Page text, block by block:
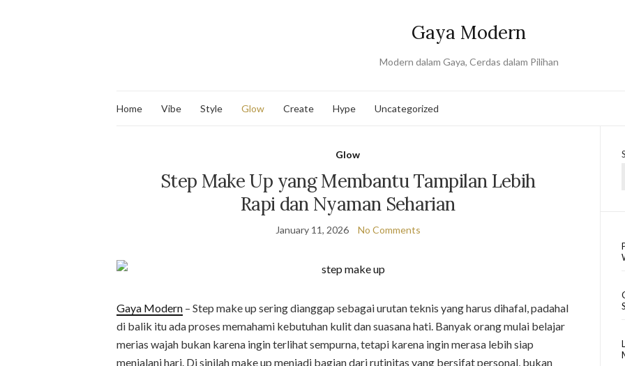
Gaya Modern
Modern dalam Gaya, Cerdas dalam Pilihan
Home Vibe Style Glow Create Hype Uncategorized
Glow
Step Make Up yang Membantu Tampilan Lebih
Rapi dan Nyaman Seharian
January 11, 2026 No Comments
Gaya Modern – Step make up sering dianggap sebagai urutan teknis yang harus dihafal, padahal
di balik itu ada proses memahami kebutuhan kulit dan suasana hati. Banyak orang mulai belajar
merias wajah bukan karena ingin terlihat sempurna, tetapi karena ingin merasa lebih siap
menjalani hari. Di sinilah make up menjadi bagian dari rutinitas yang bersifat personal, bukan